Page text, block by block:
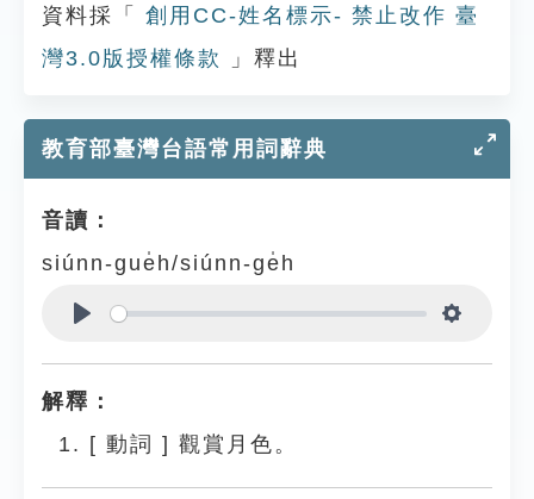
資料採「
創用CC-姓名標示- 禁止改作 臺
灣3.0版授權條款
」釋出
教育部臺灣台語常用詞辭典
音讀：
siúnn-gue̍h/siúnn-ge̍h
解釋：
[ 動詞 ] 觀賞月色。